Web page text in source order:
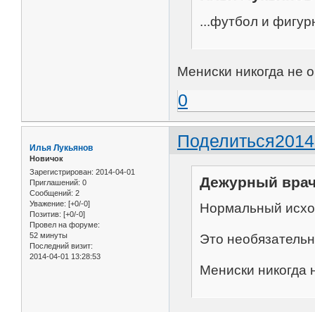
...футбол и
Мениски никогда не
0
Поделиться
Илья Лукьянов
Новичок
Зарегистрирован: 2014-04-01
Приглашений: 0
Сообщений: 2
Уважение: [+0/-0]
Позитив: [+0/-0]
Провел на форуме:
52 минуты
Последний визит:
2014-04-01 13:28:53
Дежурный
Нормальный
Это
Мениски никогда